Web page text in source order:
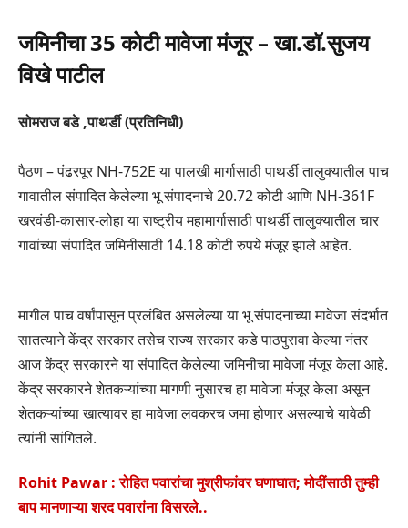
जमिनीचा 35 कोटी मावेजा मंजूर – खा.डॉ.सुजय
विखे पाटील
सोमराज बडे ,पाथर्डी (प्रतिनिधी)
पैठण – पंढरपूर NH-752E या पालखी मार्गासाठी पाथर्डी तालुक्यातील पाच
गावातील संपादित केलेल्या भू संपादनाचे 20.72 कोटी आणि NH-361F
खरवंडी-कासार-लोहा या राष्ट्रीय महामार्गासाठी पाथर्डी तालुक्यातील चार
गावांच्या संपादित जमिनीसाठी 14.18 कोटी रुपये मंजूर झाले आहेत.
मागील पाच वर्षांपासून प्रलंबित असलेल्या या भू संपादनाच्या मावेजा संदर्भात
सातत्याने केंद्र सरकार तसेच राज्य सरकार कडे पाठपुरावा केल्या नंतर
आज केंद्र सरकारने या संपादित केलेल्या जमिनीचा मावेजा मंजूर केला आहे.
केंद्र सरकारने शेतकऱ्यांच्या मागणी नुसारच हा मावेजा मंजूर केला असून
शेतकऱ्यांच्या खात्यावर हा मावेजा लवकरच जमा होणार असल्याचे यावेळी
त्यांनी सांगितले.
Rohit Pawar : रोहित पवारांचा मुश्रीफांवर घणाघात; मोदींसाठी तुम्ही
बाप मानणाऱ्या शरद पवारांना विसरले..